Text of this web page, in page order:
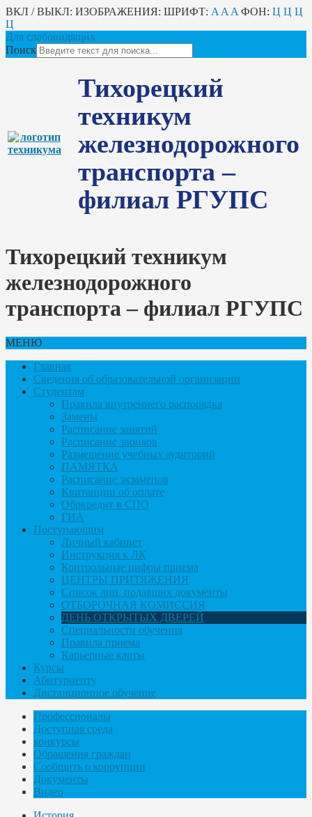
ВКЛ / ВЫКЛ: ИЗОБРАЖЕНИЯ: ШРИФТ: A A A ФОН: Ц Ц Ц
Ц
Для слабовидящих
Поиск
Тихорецкий
техникум
железнодорожного
транспорта –
филиал РГУПС
Тихорецкий техникум
железнодорожного
транспорта – филиал РГУПС
МЕНЮ
Главная
Сведения об образовательной организации
Студентам
Правила внутреннего распорядка
Замены
Расписание занятий
Расписание звонков
Размещение учебных аудиторий
ПАМЯТКА
Расписание экзаменов
Квитанции об оплате
Обркредит в СПО
ГИА
Поступающим
Личный кабинет
Инструкция к ЛК
Контрольные цифры приема
ЦЕНТРЫ ПРИТЯЖЕНИЯ
Список лиц, подавших документы
ОТБОРОЧНАЯ КОМИССИЯ
ДЕНЬ ОТКРЫТЫХ ДВЕРЕЙ
Специальности обучения
Правила приема
Карьерные карты
Курсы
Абитуриенту
Дистанционное обучение
Профессионалы
Доступная среда
конкурсы
Обращения граждан
Сообщить о коррупции
Документы
Видео